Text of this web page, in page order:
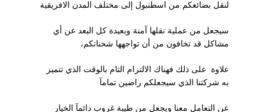
لنقل بضائعكم من اسطنبول إلى مختلف المدن الافريقية
سيجعل من عملية نقلها آمنة وبعيدة كل البعد عن أي
مشاكل قد تخافون من أن تواجهها شحناتكم،
علاوة على ذلك فهناك الالتزام التام بالوقت الذي تتميز
به شركتنا الذي سيجعلكم راضين تمامآ
عن التعامل معنا ويجعل من طيبة غروب دائمآ الخيار